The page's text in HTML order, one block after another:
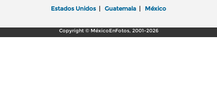
Estados Unidos | Guatemala | México
Copyright © MéxicoEnFotos, 2001-2026